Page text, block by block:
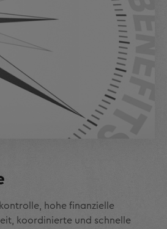
hohe finanzielle
koordinierte und schnelle